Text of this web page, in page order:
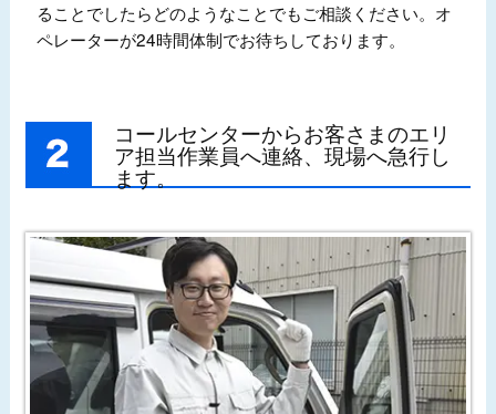
ることでしたらどのようなことでもご相談ください。オ
ペレーターが24時間体制でお待ちしております。
コールセンターからお客さまのエリ
ア担当作業員へ連絡、現場へ急行し
ます。